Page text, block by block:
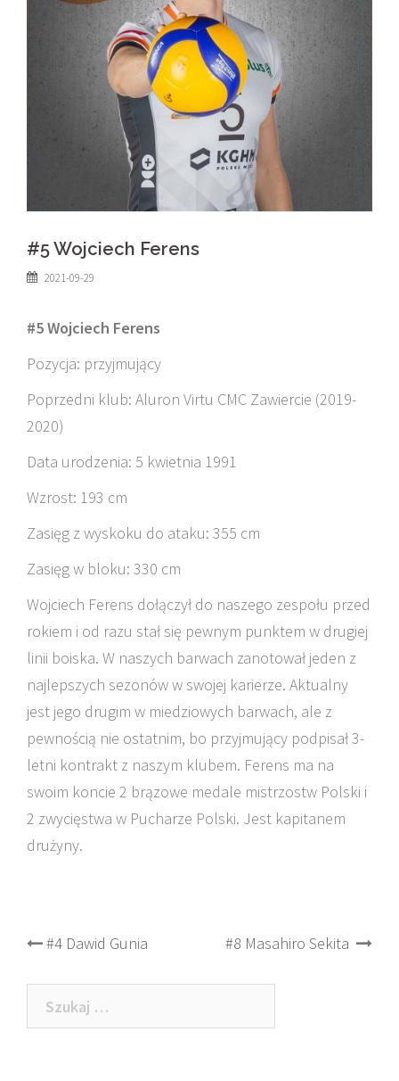
#5 Wojciech Ferens
2021-09-29
#5 Wojciech Ferens
Pozycja: przyjmujący
Poprzedni klub: Aluron Virtu CMC Zawiercie (2019-
2020)
Data urodzenia: 5 kwietnia 1991
Wzrost: 193 cm
Zasięg z wyskoku do ataku: 355 cm
Zasięg w bloku: 330 cm
Wojciech Ferens dołączył do naszego zespołu przed
rokiem i od razu stał się pewnym punktem w drugiej
linii boiska. W naszych barwach zanotował jeden z
najlepszych sezonów w swojej karierze. Aktualny
jest jego drugim w miedziowych barwach, ale z
pewnością nie ostatnim, bo przyjmujący podpisał 3-
letni kontrakt z naszym klubem. Ferens ma na
swoim koncie 2 brązowe medale mistrzostw Polski i
2 zwycięstwa w Pucharze Polski. Jest kapitanem
drużyny.
Post
navigation
#4 Dawid Gunia #8 Masahiro Sekita
Szukaj: